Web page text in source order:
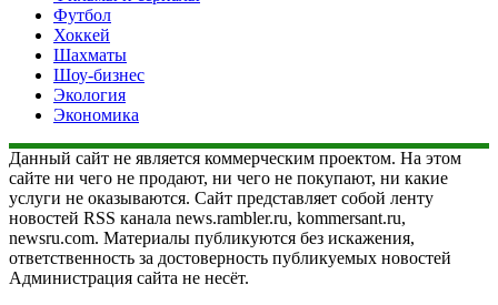
Футбол
Хоккей
Шахматы
Шоу-бизнес
Экология
Экономика
Данный сайт не является коммерческим проектом. На этом
сайте ни чего не продают, ни чего не покупают, ни какие
услуги не оказываются. Сайт представляет собой ленту
новостей RSS канала news.rambler.ru, kommersant.ru,
newsru.com. Материалы публикуются без искажения,
ответственность за достоверность публикуемых новостей
Администрация сайта не несёт.